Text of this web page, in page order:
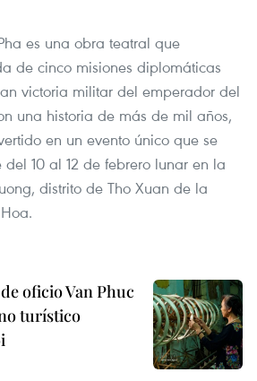
es una obra teatral que
de cinco misiones diplomáticas
victoria militar del emperador del
una historia de más de mil años,
en un evento único que se
10 al 12 de febrero lunar en la
distrito de Tho Xuan de la
oficio Van Phuc
turístico